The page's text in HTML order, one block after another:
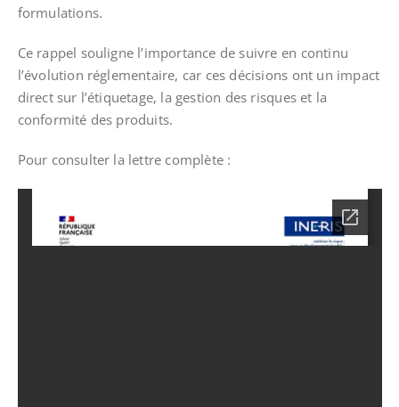
formulations.
Ce rappel souligne l’importance de suivre en continu
l’évolution réglementaire, car ces décisions ont un impact
direct sur l’étiquetage, la gestion des risques et la
conformité des produits.
Pour consulter la lettre complète :